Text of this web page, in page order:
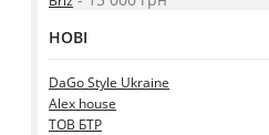
НОВІ
DaGo Style Ukraine
Alex house
ТОВ БТР